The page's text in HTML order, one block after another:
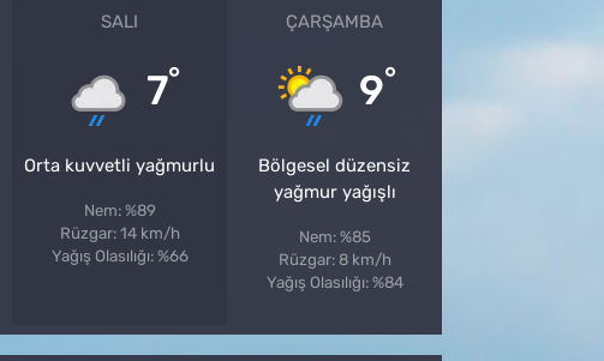
SALI
7°
Orta kuvvetli yağmurlu
Nem: %89
Rüzgar: 14 km/h
Yağış Olasılığı: %66
ÇARŞAMBA
9°
Bölgesel düzensiz
yağmur yağışlı
Nem: %85
Rüzgar: 8 km/h
Yağış Olasılığı: %84